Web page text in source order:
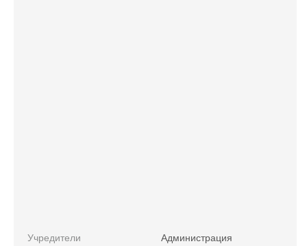
Учредители
Администрация